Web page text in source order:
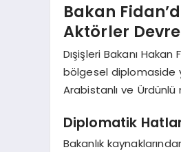
Bakan
Aktörler
Dışişleri Bakanı Hakan
bölgesel diplomaside
Arabistanlı ve
Diplomatik Hatlar
Bakanlık